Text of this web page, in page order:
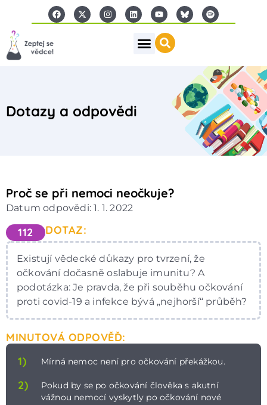
Dotazy a odpovědi
Proč se při nemoci neočkuje?
Datum odpovědi: 1. 1. 2022
112 DOTAZ:
Existují vědecké důkazy pro tvrzení, že
očkování dočasně oslabuje imunitu? A
podotázka: Je pravda, že při souběhu očkování
proti covid-19 a infekce bývá „nejhorší“ průběh?
MINUTOVÁ ODPOVĚĎ:
1)
Mírná nemoc není pro očkování překážkou.
2)
Pokud by se po očkování člověka s akutní
vážnou nemocí vyskytly po očkování nové